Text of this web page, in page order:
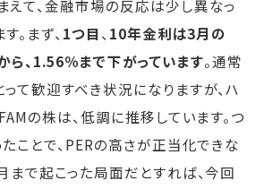
えて、金融市場の反応は少し異なっ
。まず、 1つ目、 10年金利は3月の
、1.56％まで下がっています。通常
て歓迎すべき状況になりますが、ハ
の株は、低調に推移しています。つ
ことで、PERの高さが正当化できな
まで起こった局面だとすれば、今回